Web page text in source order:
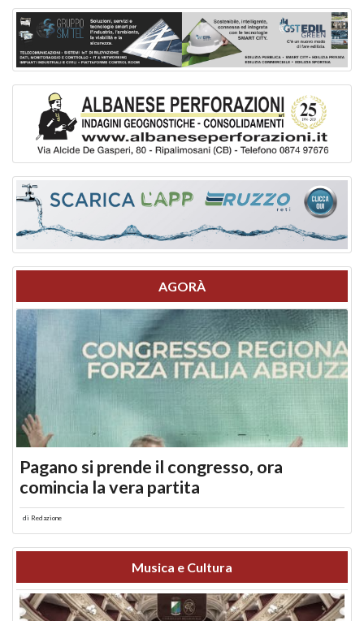
AGORÀ
Pagano si prende il congresso, ora
comincia la vera partita
di Redazione
Musica e Cultura